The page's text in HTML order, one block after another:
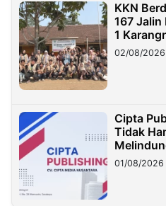
KKN
167 Jalin
1
02/08/
Cipta
Tidak
01/08/2026